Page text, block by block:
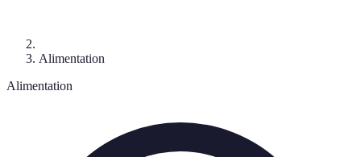
Alimentation
Alimentation